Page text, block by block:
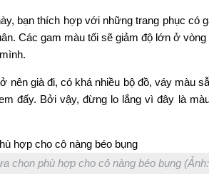
bạn thích hợp với những trang phục có
Các gam màu tối sẽ giảm độ lớn ở
nên già đi, có khá nhiều bộ đồ, váy màu
đấy. Bởi vậy, đừng lo lắng vì đây là
chọn phù hợp cho cô nàng béo bụng